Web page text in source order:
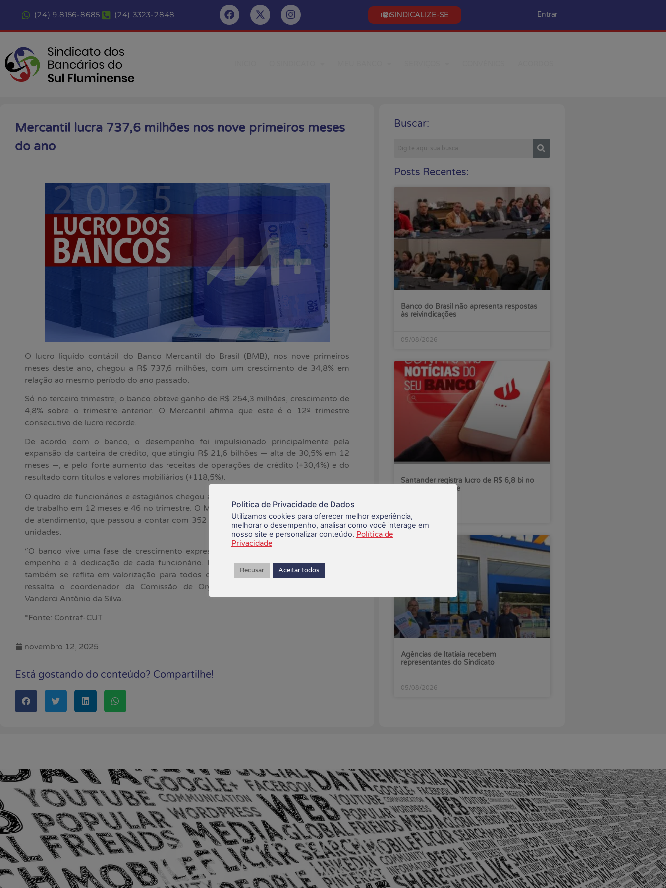
(24) 9.8156-8685 (24) 3323-2848 SINDICALIZE-SE Entrar
Mercantil lucra 737,6 milhões nos nove primeiros meses
do ano
O lucro líquido contábil do Banco Mercantil do Brasil (BMB), nos nove primeiros
meses deste ano, chegou a R$ 737,6 milhões, com um crescimento de 34,8% em
relação ao mesmo período do ano passado.
Só no terceiro trimestre, o banco obteve ganho de R$ 254,3 milhões, crescimento de
4,8% sobre o trimestre anterior. O Mercantil afirma que este é o 12º trimestre
consecutivo de lucro recorde.
De acordo com o banco, o desempenho foi impulsionado principalmente pela
expansão da carteira de crédito, que atingiu R$ 21,6 bilhões — alta de 30,5% em 12
meses —, e pelo forte aumento das receitas de operações de crédito (+30,4%) e do
resultado com títulos e valores mobiliários (+118,5%).
O quadro de funcionários e estagiários chegou a 3.646, com abertura de 243 postos
de trabalho em 12 meses e 46 no trimestre. O Mercantil também aumentou sua rede
de atendimento, que passou a contar com 352 pontos após a abertura de 45 novas
unidades.
“O banco vive uma fase de crescimento expressivo, e isso só é possível graças ao
empenho e à dedicação de cada funcionário. Esperamos que esse bom momento
também se reflita em valorização para todos os que constroem esses resultados”,
ressalta o coordenador da Comissão de Organização dos Empregados (COE),
Vanderci Antônio da Silva.
*Fonte: Contraf-CUT
novembro 12, 2025
Está gostando do conteúdo? Compartilhe!
Buscar:
Posts Recentes:
Banco do Brasil não apresenta respostas
às reivindicações
05/08/2026
Santander registra lucro de R$ 6,8 bi no
primeiro semestre
05/08/2026
Agências de Itatiaia recebem
representantes do Sindicato
05/08/2026
Política de Privacidade de Dados
Utilizamos cookies para oferecer melhor experiência,
melhorar o desempenho, analisar como você interage em
nosso site e personalizar conteúdo. Política de
Privacidade
Recusar Aceitar todos